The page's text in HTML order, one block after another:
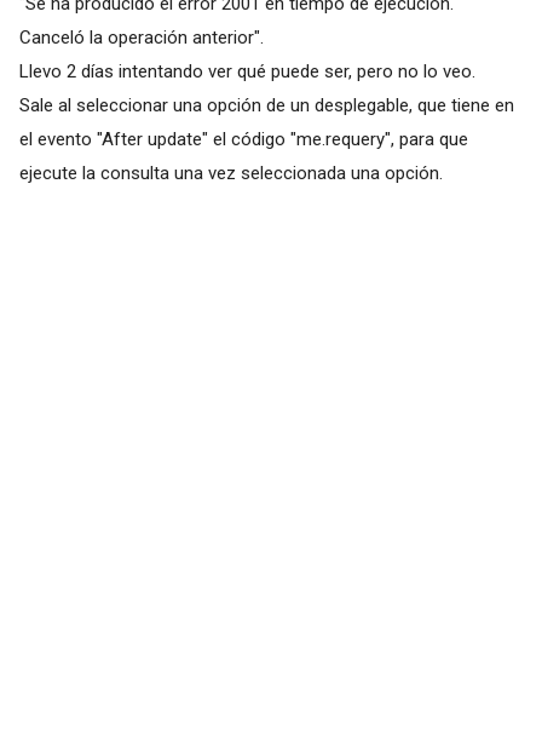
Canceló la operación anterior".
Llevo 2 días intentando ver qué puede ser, pero no lo veo.
Sale al seleccionar una opción de un desplegable, que tiene en
el evento "After update" el código "me.requery", para que
ejecute la consulta una vez seleccionada una opción.